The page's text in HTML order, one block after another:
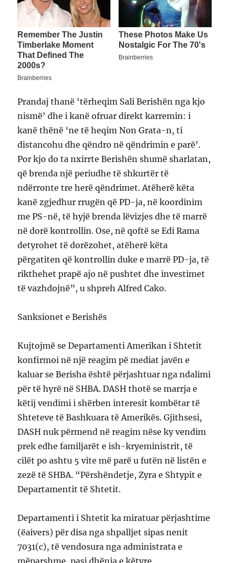
Prandaj thanë ‘tërheqim Sali Berishën nga kjo
nismë’ dhe i kanë ofruar direkt karremin: i
kanë thënë ‘ne të heqim Non Grata-n, ti
distancohu dhe qëndro në qëndrimin e parë’.
Por kjo do ta nxirrte Berishën shumë sharlatan,
që brenda një periudhe të shkurtër të
ndërronte tre herë qëndrimet. Atëherë këta
kanë zgjedhur rrugën që PD-ja, në koordinim
me PS-në, të hyjë brenda lëvizjes dhe të marrë
në dorë kontrollin. Ose, në qoftë se Edi Rama
detyrohet të dorëzohet, atëherë këta
përgatiten që kontrollin duke e marrë PD-ja, të
rikthehet prapë ajo në pushtet dhe investimet
të vazhdojnë”, u shpreh Alfred Cako.
Sanksionet e Berishës
Kujtojmë se Departamenti Amerikan i Shtetit
konfirmoi në një reagim pë mediat javën e
kaluar se Berisha është përjashtuar nga ndalimi
për të hyrë në SHBA. DASH thotë se marrja e
këtij vendimi i shërben interesit kombëtar të
Shteteve të Bashkuara të Amerikës. Gjithsesi,
DASH nuk përmend në reagim nëse ky vendim
prek edhe familjarët e ish-kryeministrit, të
cilët po ashtu 5 vite më parë u futën në listën e
zezë të SHBA. “Përshëndetje, Zyra e Shtypit e
Departamentit të Shtetit.
Departamenti i Shtetit ka miratuar përjashtime
(ëaivers) për disa nga shpalljet sipas nenit
7031(c), të vendosura nga administrata e